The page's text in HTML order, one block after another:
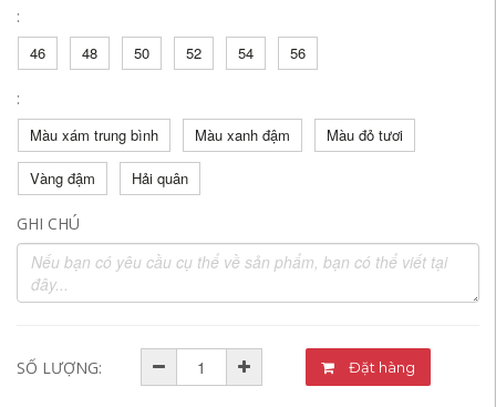
:
46
48 50 52 54 56
:
Màu xám trung bình
Màu xanh đậm Màu đỏ tươi
Vàng đậm Hải quân
GHI CHÚ
SỐ LƯỢNG: Đặt hàng